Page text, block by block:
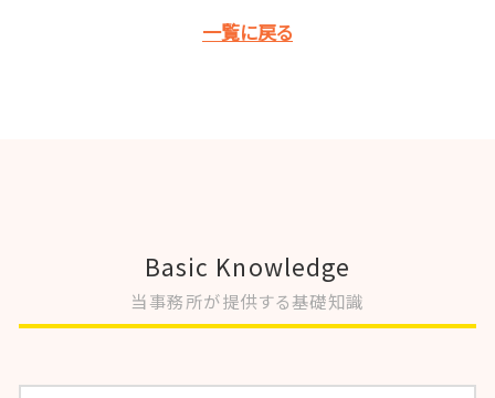
一覧に戻る
Basic Knowledge
当事務所が提供する基礎知識